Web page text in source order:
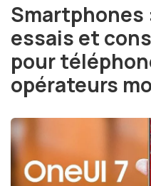
essais et
pour
opérateurs